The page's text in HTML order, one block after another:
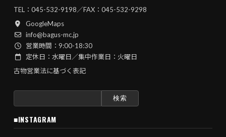
TEL： 045-532-9198／FAX：045-532-9298
GoogleMaps
info@bagus-mc.jp
営業時間：9:00-18:30
定休日：水曜日／集中作業日：火曜日
古物営業法に基づく表記
■INSTAGRAM